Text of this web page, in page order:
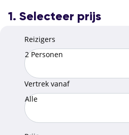
1. Selecteer prijs
Reizigers
2 Personen
Vertrek vanaf
Alle